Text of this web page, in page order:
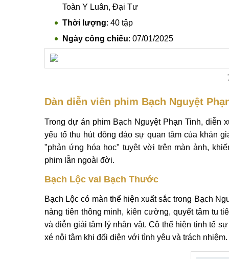
Toàn Y Luân, Đại Tư
Thời lượng: 40 tập
Ngày công chiếu: 07/01/2025
Dàn diễn viên phim Bạch Nguyệt
Trong dự án phim Bạch Nguyệt Phạn Tinh, diễn
yếu tố thu hút đông đảo sự quan tâm của khán
"phản ứng hóa học" tuyệt vời trên màn ảnh,
phim lẫn ngoài đời.
Bạch Lộc vai Bạch Thước
Bạch Lộc có màn thể hiện xuất sắc trong Bạch
nàng tiên thông minh, kiên cường, quyết tâm tu
và diễn giải tâm lý nhân vật. Cô thể hiện tinh tế
xé nội tâm khi đối diện với tình yêu và trách nhiệm.